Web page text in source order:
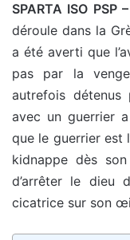
SPARTA ISO PSP
déroule dans la
a été averti que
pas par la
autrefois détenus
avec un guerrier
que le guerrier est
kidnappe dès
d’arrêter le dieu
cicatrice sur son